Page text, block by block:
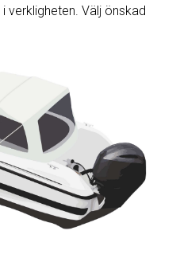
verkligheten. Välj önskad